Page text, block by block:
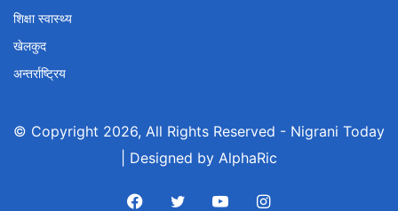
शिक्षा स्वास्थ्य
खेलकुद
अन्तर्राष्ट्रिय
© Copyright 2026, All Rights Reserved - Nigrani Today
| Designed by AlphaRic
Facebook
TwitterYouTubeInstagram